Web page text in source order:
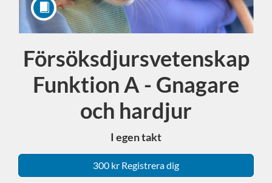
Försöksdjursvetenskap
Funktion A - Gnagare
och hardjur
I egen takt
300 kr Registrera dig